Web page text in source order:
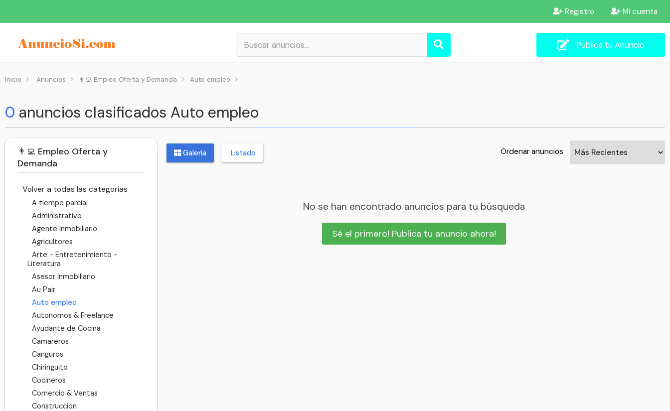
Registro Mi cuenta
Publica tu Anuncio
Inicio Anuncios 👨‍💻 Empleo Oferta y Demanda Auto empleo
0 anuncios clasificados Auto empleo
👨‍💻 Empleo Oferta y
Demanda
Volver a todas las categorías
A tiempo parcial
Administrativo
Agente Inmobiliario
Agricultores
Arte - Entretenimiento -
Literatura
Asesor Inmobiliario
Au Pair
Auto empleo
Autonomos & Freelance
Ayudante de Cocina
Camareros
Canguros
Chiringuito
Cocineros
Comercio & Ventas
Construccion
Galería Listado Ordenar anuncios
No se han encontrado anuncios para tu búsqueda
Sé el primero! Publica tu anuncio ahora!